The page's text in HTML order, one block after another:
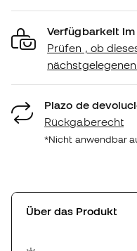
Verfügbarkeit
Prüfen , ob
Plazo de
Rückgaberecht
*Nicht anwendbar
Über das Produkt